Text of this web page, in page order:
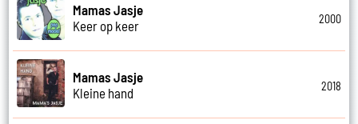
Mamas Jasje
Keer op keer
2000
Mamas Jasje
Kleine hand
2018